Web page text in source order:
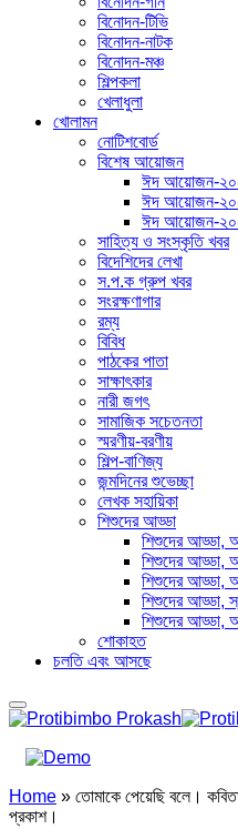
বিনোদন-টিভি
বিনোদন-নাটক
বিনোদন-মঞ্চ
শিল্পকলা
খেলাধুলা
খোলামন
নোটিশবোর্ড
বিশেষ আয়োজন
ঈদ আয়োজন-
ঈদ আয়োজন-
ঈদ আয়োজন-
সাহিত্য ও সংস্কৃতি খবর
বিদেশিদের লেখা
স.প.ক গ্রুপ খবর
সংরক্ষণাগার
রম্য
বিবিধ
পাঠকের পাতা
সাক্ষাৎকার
নারী জগৎ
সামাজিক সচেতনতা
স্মরণীয়-বরণীয়
শিল্প-বাণিজ্য
জন্মদিনের শুভেচ্ছা
লেখক সহায়িকা
শিশুদের আড্ডা
শিশুদের আড্ডা,
শিশুদের আড্ডা,
শিশুদের আড্ডা,
শিশুদের আড্ডা,
শিশুদের আড্ডা,
শোকাহত
চলতি এবং আসছে
Home » তোমাকে পেয়েছি বলে।
প্রকাশ।